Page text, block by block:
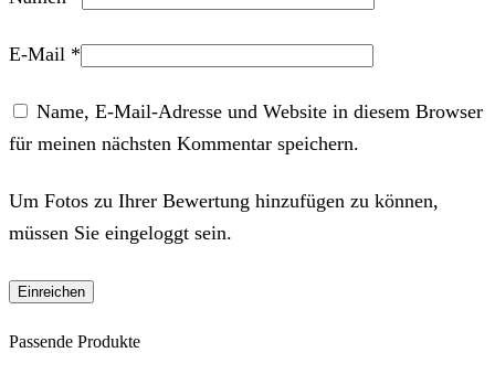
E-Mail *
Name, E-Mail-Adresse und Website in diesem Browser
für meinen nächsten Kommentar speichern.
Um Fotos zu Ihrer Bewertung hinzufügen zu können,
müssen Sie eingeloggt sein.
Passende Produkte